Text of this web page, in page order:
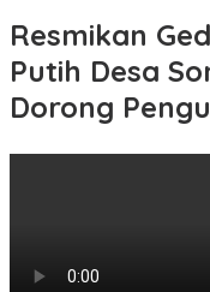
Resmikan
Putih Desa
Dorong